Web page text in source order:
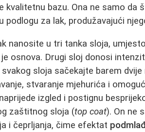
kvalitetnu bazu. Ona ne samo da
podlogu za lak, produžavajući
nanosite u tri tanka sloja,
osnova. Drugi sloj donosi
sloja sačekajte barem dvije
stvaranje mjehurića i
izgled i postignu
zaštitnog sloja (top coat). On ne
i čeprljanja, čime efektat